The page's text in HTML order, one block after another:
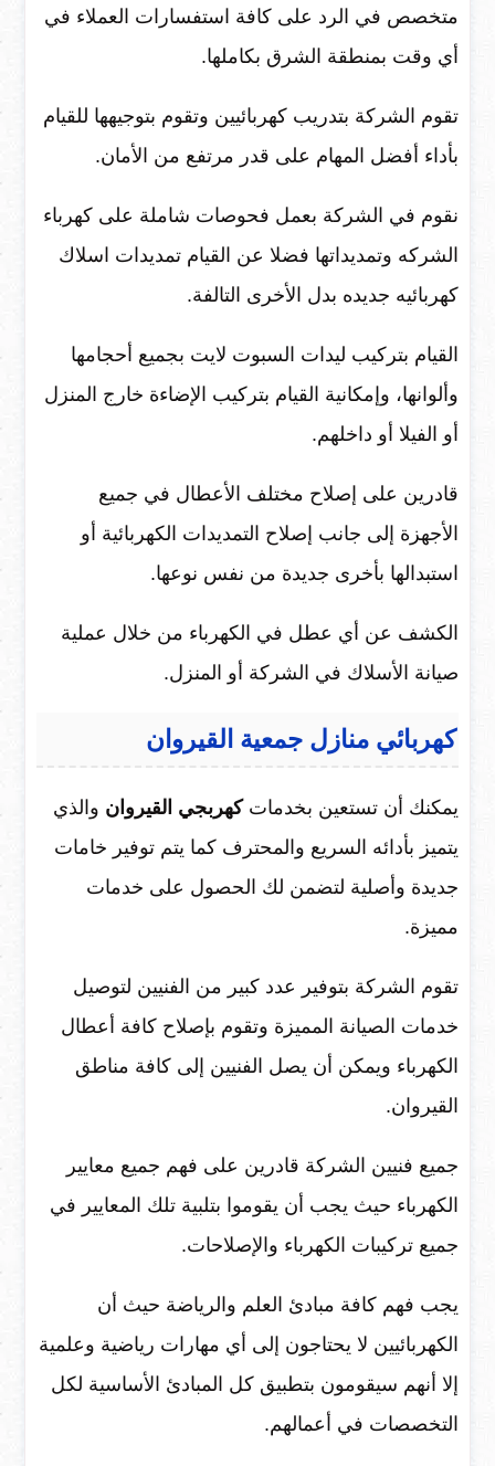
متخصص في الرد على كافة استفسارات العملاء في
أي وقت بمنطقة الشرق بكاملها.
تقوم الشركة بتدريب كهربائيين وتقوم بتوجيهها للقيام
بأداء أفضل المهام على قدر مرتفع من الأمان.
نقوم في الشركة بعمل فحوصات شاملة على كهرباء
الشركه وتمديداتها فضلا عن القيام تمديدات اسلاك
كهربائيه جديده بدل الأخرى التالفة.
القيام بتركيب ليدات السبوت لايت بجميع أحجامها
وألوانها، وإمكانية القيام بتركيب الإضاءة خارج المنزل
أو الفيلا أو داخلهم.
قادرين على إصلاح مختلف الأعطال في جميع
الأجهزة إلى جانب إصلاح التمديدات الكهربائية أو
استبدالها بأخرى جديدة من نفس نوعها.
الكشف عن أي عطل في الكهرباء من خلال عملية
صيانة الأسلاك في الشركة أو المنزل.
كهربائي منازل جمعية القيروان
يمكنك أن تستعين بخدماتكهربجي القيروان والذي
يتميز بأدائه السريع والمحترف كما يتم توفير خامات
جديدة وأصلية لتضمن لك الحصول على خدمات
مميزة.
تقوم الشركة بتوفير عدد كبير من الفنيين لتوصيل
خدمات الصيانة المميزة وتقوم بإصلاح كافة أعطال
الكهرباء ويمكن أن يصل الفنيين إلى كافة مناطق
القيروان.
جميع فنيين الشركة قادرين على فهم جميع معايير
الكهرباء حيث يجب أن يقوموا بتلبية تلك المعايير في
جميع تركيبات الكهرباء والإصلاحات.
يجب فهم كافة مبادئ العلم والرياضة حيث أن
الكهربائيين لا يحتاجون إلى أي مهارات رياضية وعلمية
إلا أنهم سيقومون بتطبيق كل المبادئ الأساسية لكل
التخصصات في أعمالهم.